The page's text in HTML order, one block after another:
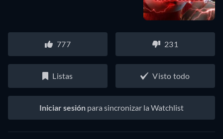
777 231
Listas Visto todo
Iniciar sesión para sincronizar la Watchlist